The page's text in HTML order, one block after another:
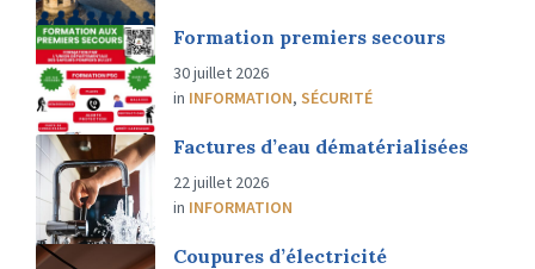
Formation premiers secours
30 juillet 2026
in INFORMATION, SÉCURITÉ
Factures d’eau dématérialisées
22 juillet 2026
in INFORMATION
Coupures d’électricité